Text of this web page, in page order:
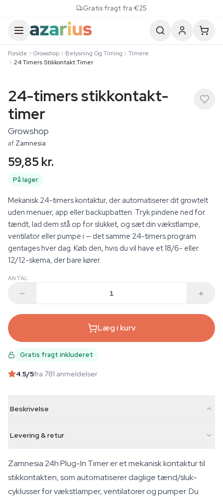
Gratis fragt fra €25
Forside Growshop Belysning Og Timing
Timere
24 Timers Stikkontakt Timer
24-timers stikkontakt-
timer
Growshop
af Zamnesia
59,85 kr.
På lager
Mekanisk 24-timers kontaktur, der automatiserer dit growtelt
uden menuer, app eller backupbatteri. Tryk pindene ned for
tændt, lad dem stå op for slukket, og sæt din vækstlampe,
ventilator eller pumpe i — det samme 24-timers program
gentages hver dag. Køb den, hvis du vil have et 18/6- eller
12/12-skema, der bare kører.
ANTAL
Læg i kurv
Gratis fragt inkluderet
4.5/5fra 781 anmeldelser
Beskrivelse
Levering & retur
Zamnesia 24h Plug-In Timer er et mekanisk kontaktur til
stikkontakten, som automatiserer daglige tænd/sluk-
cyklusser for vækstlamper, ventilatorer og pumper. Du